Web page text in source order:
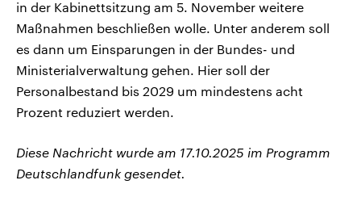
in der Kabinettsitzung am 5. November weitere
Maßnahmen beschließen wolle. Unter anderem soll
es dann um Einsparungen in der Bundes- und
Ministerialverwaltung gehen. Hier soll der
Personalbestand bis 2029 um mindestens acht
Prozent reduziert werden.
Diese Nachricht wurde am 17.10.2025 im Programm
Deutschlandfunk gesendet.